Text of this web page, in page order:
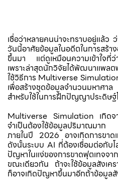
เชื่อว่าหลายคนน่าจะทราบอยู่แล้
วันนี้อาศัยข้อมูลในอดีตในการสร้า
ขึ้นมา แต่ดูเหมือนความเข้าใจที่
เพราะล่าสุดนักวิจัยได้พัฒนาแพล
ใช้วิธีการ Multiverse
เพื่อสร้างชุดข้อมูลจำนวนมหา
สำหรับใช้ในการฝึกปัญญาประดิษฐ์
Multiverse Simulation เกิดจ
จำเป็นต้องใช้ข้อมูลปริมาณมาก
ภายในปี 2026 อาจเกิดการขาด
ดังนั้นระบบ AI ที่ต้องเชื่อมต่อกับ
ปัญหาในแง่ของการขาดฟุตเทจ
ขณะเดียวกัน ถ้าจะใช้ข้อมูลสังเค
ก็อาจเกิดปัญหาขึ้นมาอีกถ้าข้อมูลสั